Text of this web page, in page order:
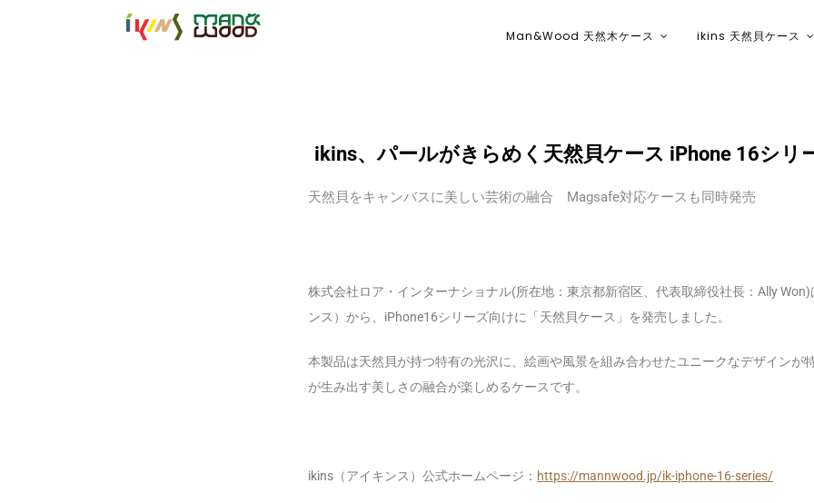
Man&Wood 天然木ケース ikins 天然貝ケース
ikins、パールがきらめく天然貝ケース iPhone 16シリ
天然貝をキャンバスに美しい芸術の融合 Magsafe対応ケースも同時発売
株式会社ロア・インターナショナル(所在地：東京都新宿区、代表取締役社長：Ally Won)
ンス）から、iPhone16シリーズ向けに「天然貝ケース」を発売しました。
本製品は天然貝が持つ特有の光沢に、絵画や風景を組み合わせたユニークなデザインが
が生み出す美しさの融合が楽しめるケースです。
ikins（アイキンス）公式ホームページ： https://mannwood.jp/ik-iphone-16-series/